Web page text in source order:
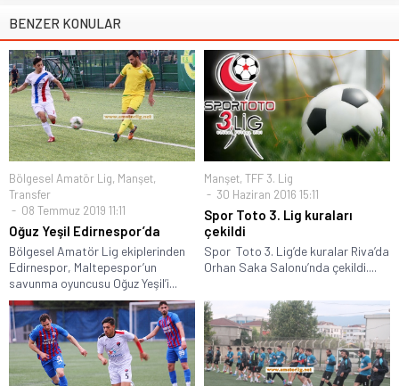
BENZER KONULAR
Bölgesel Amatör Lig, Manşet,
Transfer
08 Temmuz 2019 11:11
Oğuz Yeşil Edirnespor’da
Bölgesel Amatör Lig ekiplerinden
Edirnespor, Maltepespor’un
savunma oyuncusu Oğuz Yeşil’i...
Manşet, TFF 3. Lig
30 Haziran 2016 15:11
Spor Toto 3. Lig kuraları
çekildi
Spor Toto 3. Lig’de kuralar Riva’da
Orhan Saka Salonu’nda çekildi....